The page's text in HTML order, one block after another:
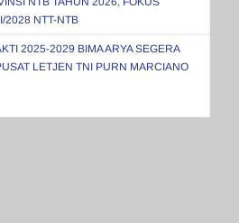
2028 NTT-NTB
2025-2029 BIMA ARYA SEGERA
LETJEN TNI PURN MARCIANO